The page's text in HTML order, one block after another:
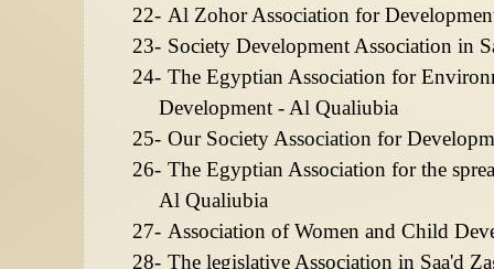
22- Al Zohor Association for
23- Society Development Association in
24- The Egyptian Association for
Development - Al Qualiubia
25- Our Society Association for
26- The Egyptian Association for the
Al Qualiubia
27- Association of Women and Child
28- The legislative Association in Saa'd